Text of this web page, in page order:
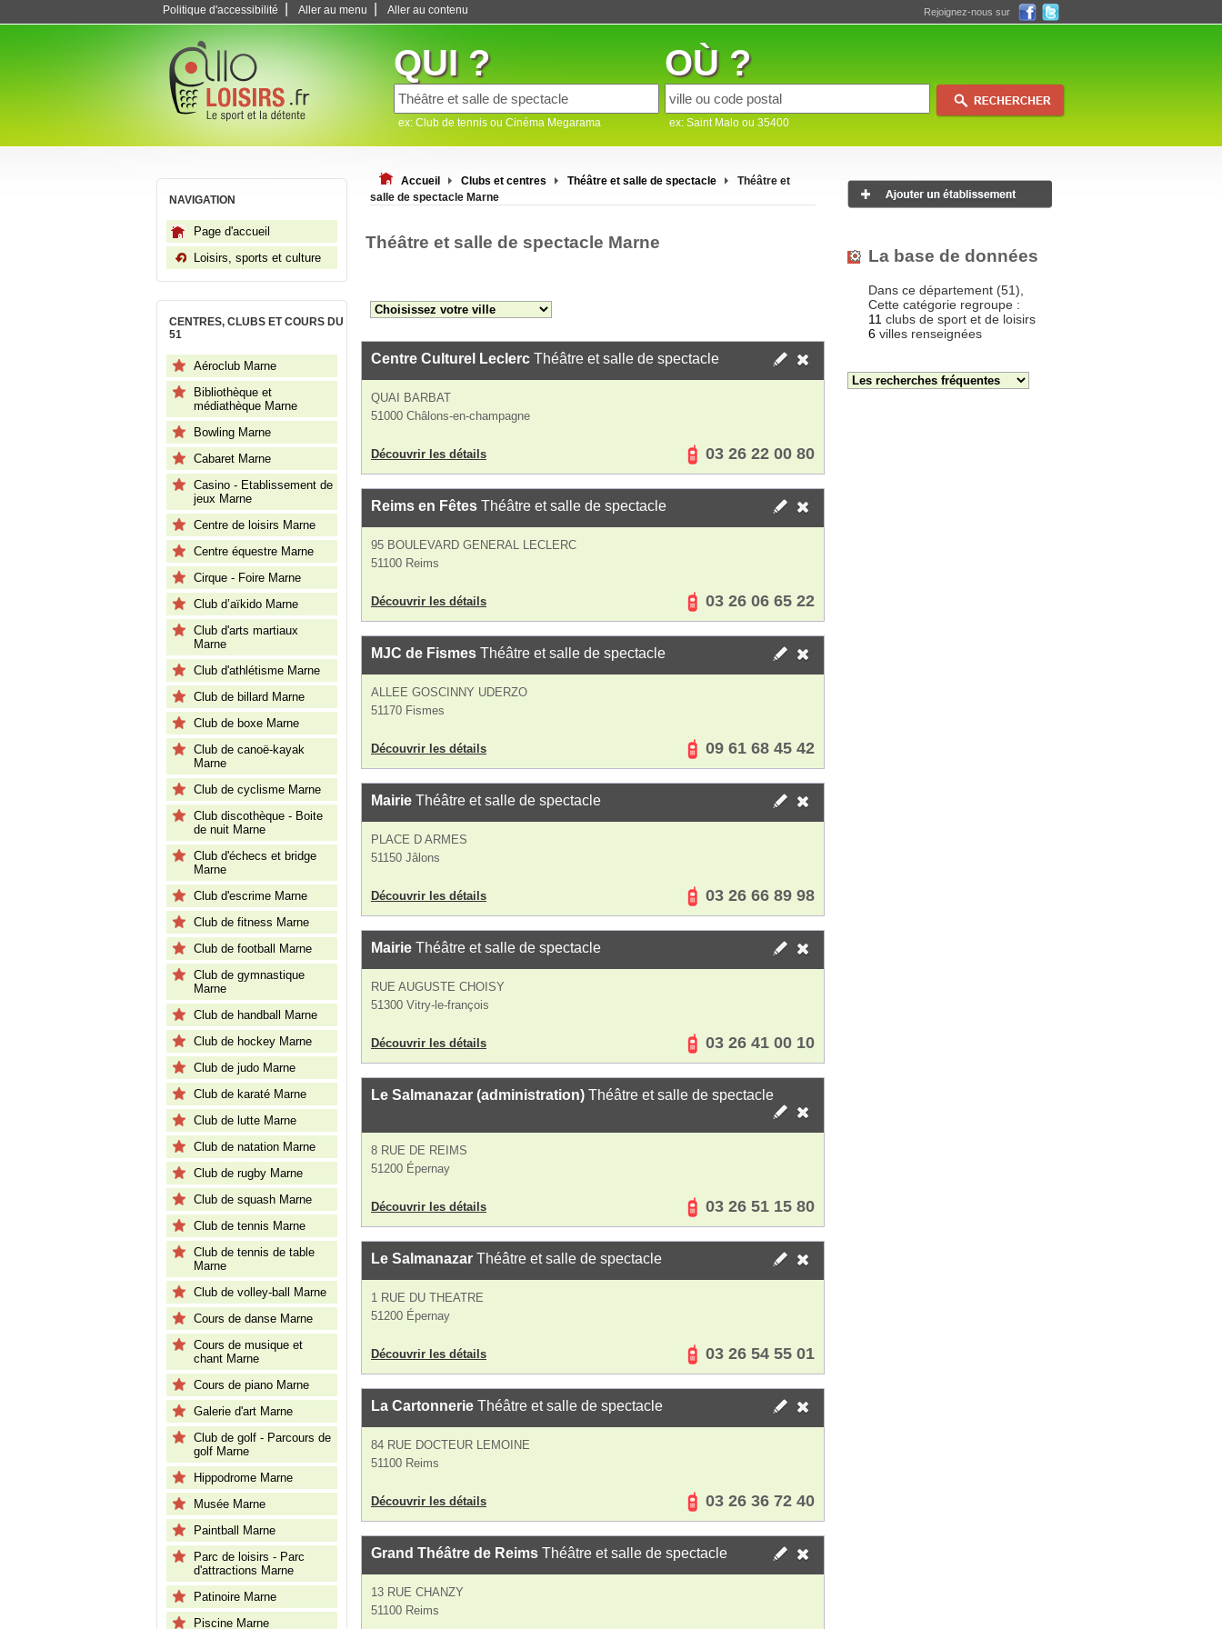
Politique d'accessibilité Aller au menu Aller au contenu Rejoignez-nous sur
QUI ?
ex: Club de tennis ou Cinéma Megarama
OÙ ?
ex: Saint Malo ou 35400
NAVIGATION
Page d'accueil
Loisirs, sports et culture
CENTRES, CLUBS ET COURS DU
51
Aéroclub Marne
Bibliothèque et
médiathèque Marne
Bowling Marne
Cabaret Marne
Casino - Etablissement de
jeux Marne
Centre de loisirs Marne
Centre équestre Marne
Cirque - Foire Marne
Club d’aïkido Marne
Club d'arts martiaux
Marne
Club d'athlétisme Marne
Club de billard Marne
Club de boxe Marne
Club de canoë-kayak
Marne
Club de cyclisme Marne
Club discothèque - Boite
de nuit Marne
Club d'échecs et bridge
Marne
Club d'escrime Marne
Club de fitness Marne
Club de football Marne
Club de gymnastique
Marne
Club de handball Marne
Club de hockey Marne
Club de judo Marne
Club de karaté Marne
Club de lutte Marne
Club de natation Marne
Club de rugby Marne
Club de squash Marne
Club de tennis Marne
Club de tennis de table
Marne
Club de volley-ball Marne
Cours de danse Marne
Cours de musique et
chant Marne
Cours de piano Marne
Galerie d'art Marne
Club de golf - Parcours de
golf Marne
Hippodrome Marne
Musée Marne
Paintball Marne
Parc de loisirs - Parc
d'attractions Marne
Patinoire Marne
Piscine Marne
Accueil Clubs et centres Théâtre et salle de spectacle
Théâtre et
salle de spectacle Marne
Théâtre et salle de spectacle Marne
Centre Culturel Leclerc Théâtre et salle de spectacle
QUAI BARBAT
51000 Châlons-en-champagne
Découvrir les détails 03 26 22 00 80
Reims en Fêtes Théâtre et salle de spectacle
95 BOULEVARD GENERAL LECLERC
51100 Reims
Découvrir les détails 03 26 06 65 22
MJC de Fismes Théâtre et salle de spectacle
ALLEE GOSCINNY UDERZO
51170 Fismes
Découvrir les détails 09 61 68 45 42
Mairie Théâtre et salle de spectacle
PLACE D ARMES
51150 Jâlons
Découvrir les détails 03 26 66 89 98
Mairie Théâtre et salle de spectacle
RUE AUGUSTE CHOISY
51300 Vitry-le-françois
Découvrir les détails 03 26 41 00 10
Le Salmanazar (administration) Théâtre et salle de spectacle
8 RUE DE REIMS
51200 Épernay
Découvrir les détails 03 26 51 15 80
Le Salmanazar Théâtre et salle de spectacle
1 RUE DU THEATRE
51200 Épernay
Découvrir les détails 03 26 54 55 01
La Cartonnerie Théâtre et salle de spectacle
84 RUE DOCTEUR LEMOINE
51100 Reims
Découvrir les détails 03 26 36 72 40
Grand Théâtre de Reims Théâtre et salle de spectacle
13 RUE CHANZY
51100 Reims
La base de données
Dans ce département (51),
Cette catégorie regroupe :
11 clubs de sport et de loisirs
6 villes renseignées